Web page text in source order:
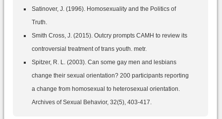
Satinover, J. (1996). Homosexuality and the Politics of
Truth.
Smith Cross, J. (2015). Outcry prompts CAMH to review its
controversial treatment of trans youth. metr.
Spitzer, R. L. (2003). Can some gay men and lesbians
change their sexual orientation? 200 participants reporting
a change from homosexual to heterosexual orientation.
Archives of Sexual Behavior, 32(5), 403-417.